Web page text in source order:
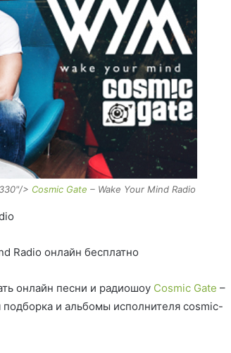
> Cosmic Gate – Wake Your Mind Radio
Radio онлайн бесплатно
онлайн песни и радиошоу Cosmic Gate –
и альбомы исполнителя cosmic-